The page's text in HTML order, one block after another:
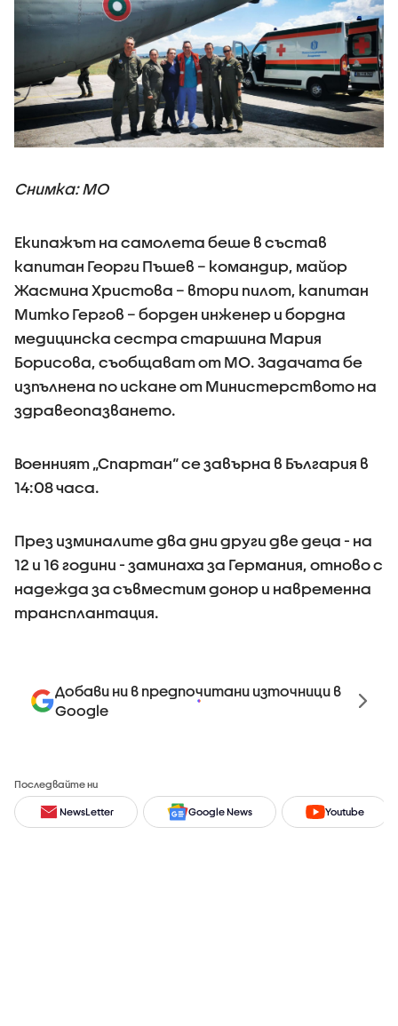
Снимка: МО
Екипажът на самолета беше в състав
капитан Георги Пъшев – командир, майор
Жасмина Христова – втори пилот, капитан
Митко Гергов – борден инженер и бордна
медицинска сестра старшина Мария
Борисова, съобщават от МО. Задачата бе
изпълнена по искане от Министерството на
здравеопазването.
Военният „Спартан“ се завърна в България в
14:08 часа.
През изминалите два дни други две деца - на
12 и 16 години - заминаха за Германия, отново с
надежда за съвместим донор и навременна
трансплантация.
Добави ни в предпочитани източници в
Google
Последвайте ни
NewsLetter Google News Youtube